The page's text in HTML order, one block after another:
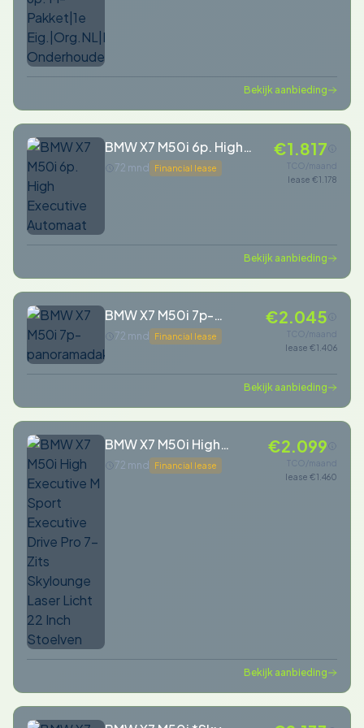
Bekijk aanbieding
BMW X7 M50i 6p. High
Executive Automaat
72 mnd Financial lease
€1.817
TCO/maand
lease €1.178
Bekijk aanbieding
BMW X7 M50i 7p-
panoramadak
72 mnd Financial lease
€2.045
TCO/maand
lease €1.406
Bekijk aanbieding
BMW X7 M50i High
Executive M Sport
72 mnd Financial lease
€2.099
TCO/maand
lease €1.460
Bekijk aanbieding